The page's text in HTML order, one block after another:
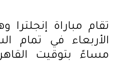
تقام مباراة إنجلترا
الأربعاء في تمام
مساءً بتوقيت